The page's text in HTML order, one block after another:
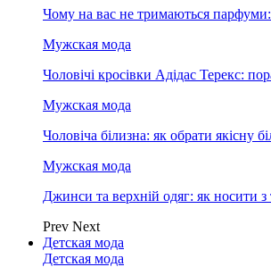
Чому на вас не тримаються
Мужская мода
Чоловічі кросівки Адідас Терекс:
Мужская мода
Чоловіча білизна: як обрати якісну
Мужская мода
Джинси та верхній одяг: як носити
Prev Next
Детская мода
Детская мода